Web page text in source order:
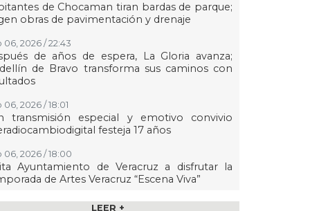
de Chocaman tiran bardas de parque;
obras de pavimentación y drenaje
06, 2026 / 22:43
de años de espera, La Gloria avanza;
de Bravo transforma sus caminos con
06, 2026 / 18:01
transmisión especial y emotivo convivio
festeja 17 años
06, 2026 / 18:00
Ayuntamiento de Veracruz a disfrutar la
de Artes Veracruz “Escena Viva”
06, 2026 / 16:56 LEER +